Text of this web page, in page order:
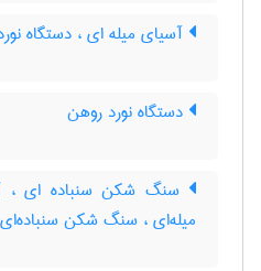
آسیای میله ای ، دستگاه
دستگاه نورد روهن
سنگ شکن سنباده ای ،
میله‌ای ، سنگ شکن سنباده‌ای